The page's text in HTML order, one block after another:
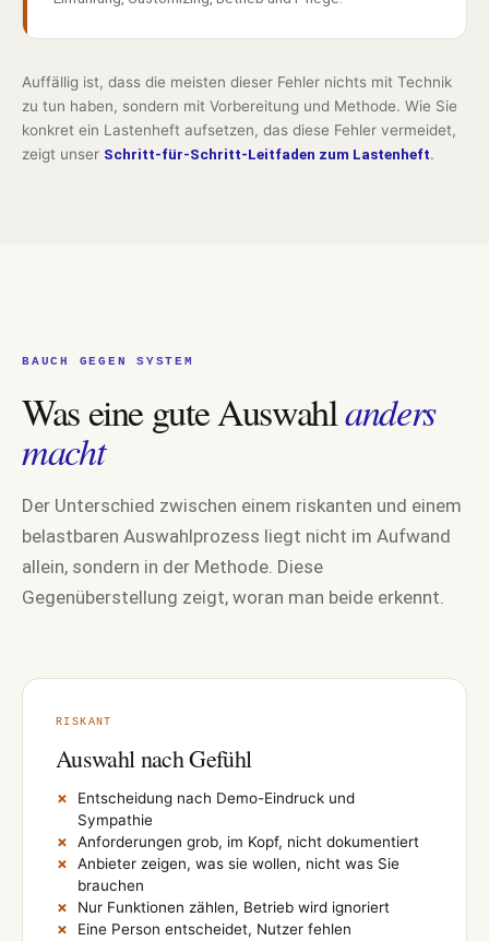
Auffällig ist, dass die meisten dieser Fehler nichts mit Technik
zu tun haben, sondern mit Vorbereitung und Methode. Wie Sie
konkret ein Lastenheft aufsetzen, das diese Fehler vermeidet,
zeigt unser Schritt-für-Schritt-Leitfaden zum Lastenheft.
BAUCH GEGEN SYSTEM
Was eine gute Auswahlanders
macht
Der Unterschied zwischen einem riskanten und einem
belastbaren Auswahlprozess liegt nicht im Aufwand
allein, sondern in der Methode. Diese
Gegenüberstellung zeigt, woran man beide erkennt.
RISKANT
Auswahl nach Gefühl
Entscheidung nach Demo-Eindruck und
Sympathie
Anforderungen grob, im Kopf, nicht dokumentiert
Anbieter zeigen, was sie wollen, nicht was Sie
brauchen
Nur Funktionen zählen, Betrieb wird ignoriert
Eine Person entscheidet, Nutzer fehlen